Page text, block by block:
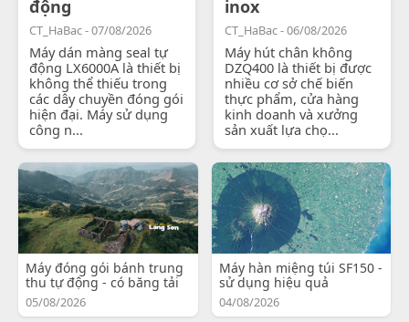
động
CT_HaBac - 07/08/2026
Máy dán màng seal tự
động LX6000A là thiết bị
không thể thiếu trong
các dây chuyền đóng gói
hiện đại. Máy sử dụng
công n...
inox
CT_HaBac - 06/08/2026
Máy hút chân không
DZQ400 là thiết bị được
nhiều cơ sở chế biến
thực phẩm, cửa hàng
kinh doanh và xưởng
sản xuất lựa chọ...
Máy đóng gói bánh trung
thu tự động - có băng tải
05/08/2026
Máy hàn miệng túi SF150 -
sử dụng hiệu quả
04/08/2026